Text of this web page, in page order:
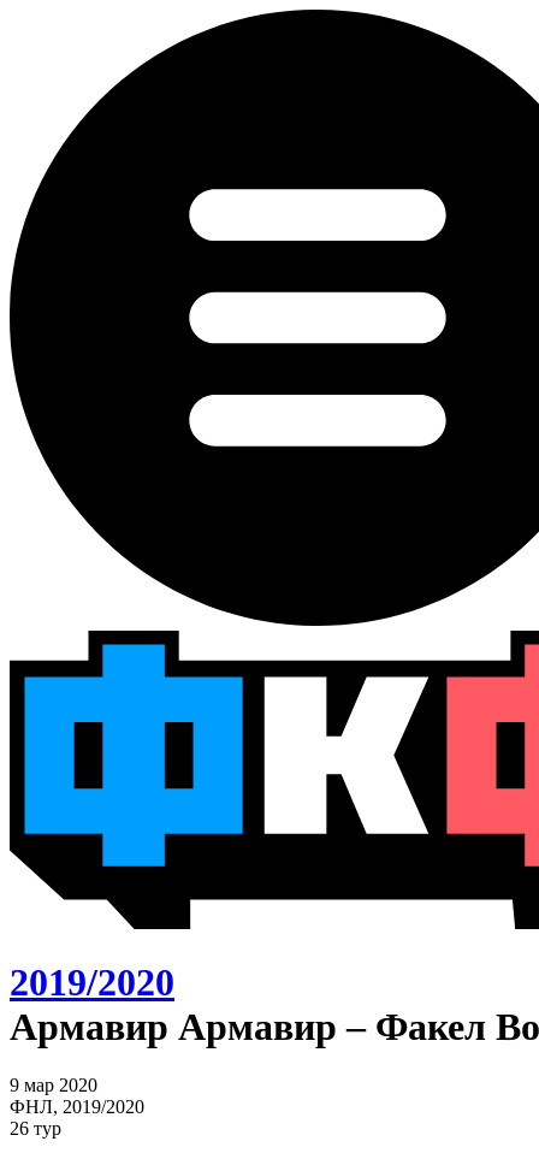
2019/2020
Армавир Армавир – Факел
9 мар 2020
ФНЛ, 2019/2020
26 тур